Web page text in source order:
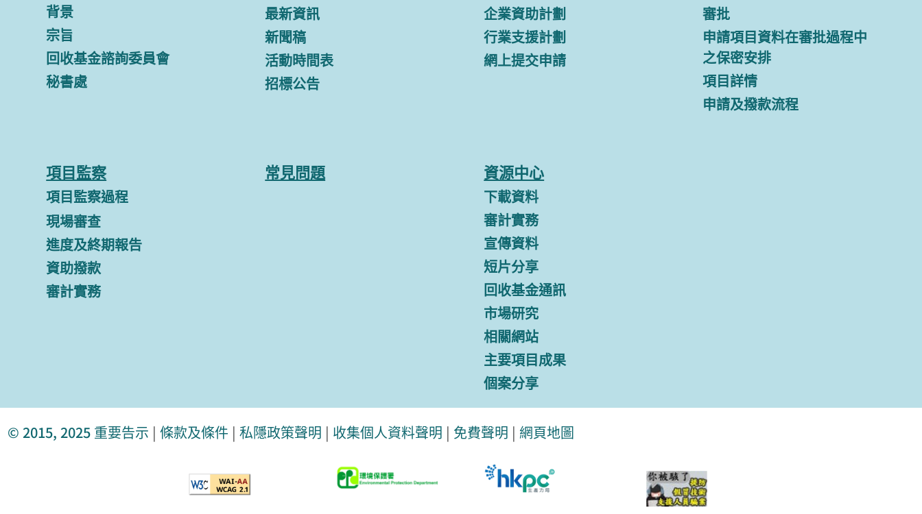
背景
宗旨
回收基金諮詢委員會
秘書處
最新資訊
新聞稿
活動時間表
招標公告
企業資助計劃
行業支援計劃
網上提交申請
審批
申請項目資料在審批過程中
之保密安排
項目詳情
申請及撥款流程
項目監察
項目監察過程
現場審查
進度及終期報告
資助撥款
審計實務
常見問題 資源中心
下載資料
審計實務
宣傳資料
短片分享
回收基金通訊
市場研究
相關網站
主要項目成果
個案分享
© 2015, 2025 重要告示 | 條款及條件 | 私隱政策聲明 | 收集個人資料聲明 | 免費聲明 | 網頁地圖